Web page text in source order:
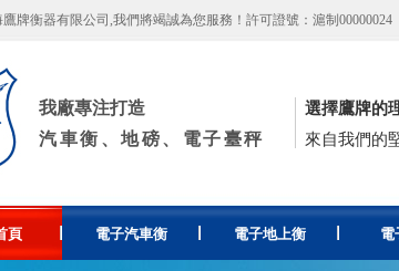
牌衡器有限公司,我們將竭誠為您服務！許可證號：滬制00000024
我廠專注打造
汽車衡、地磅、電子臺秤
選擇鷹牌的
來自我們的
頁 電子汽車衡 電子地上衡 電